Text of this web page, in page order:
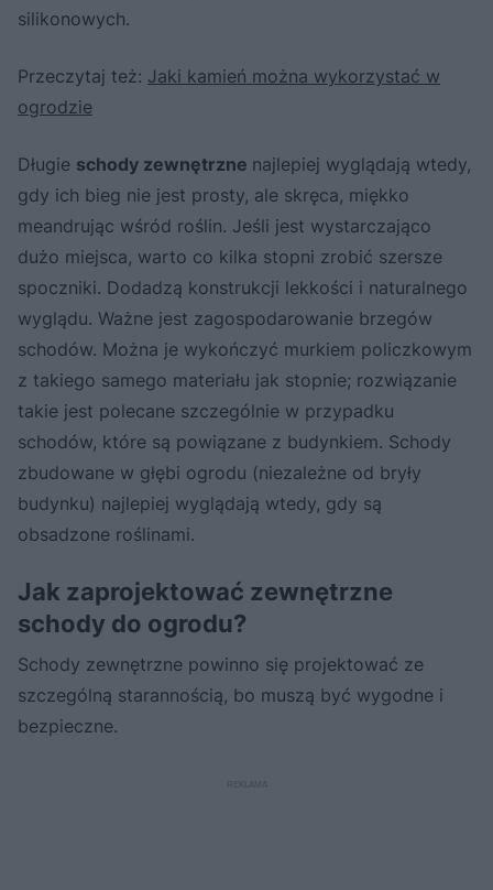
silikonowych.
Przeczytaj też: Jaki kamień można wykorzystać w
ogrodzie
Długie schody zewnętrzne najlepiej wyglądają wtedy,
gdy ich bieg nie jest prosty, ale skręca, miękko
meandrując wśród roślin. Jeśli jest wystarczająco
dużo miejsca, warto co kilka stopni zrobić szersze
spoczniki. Dodadzą konstrukcji lekkości i naturalnego
wyglądu. Ważne jest zagospodarowanie brzegów
schodów. Można je wykończyć murkiem policzkowym
z takiego samego materiału jak stopnie; rozwiązanie
takie jest polecane szczególnie w przypadku
schodów, które są powiązane z budynkiem. Schody
zbudowane w głębi ogrodu (niezależne od bryły
budynku) najlepiej wyglądają wtedy, gdy są
obsadzone roślinami.
Jak zaprojektować zewnętrzne
schody do ogrodu?
Schody zewnętrzne powinno się projektować ze
szczególną starannością, bo muszą być wygodne i
bezpieczne.